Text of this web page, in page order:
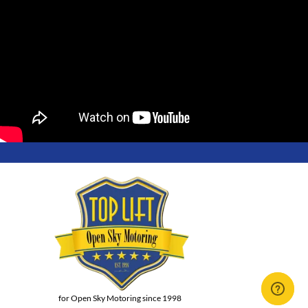
for Open Sky Motoring since 1998